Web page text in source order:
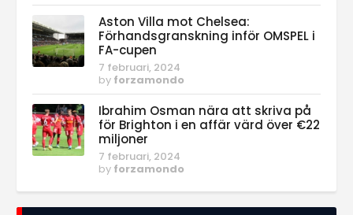
Aston Villa mot Chelsea:
Förhandsgranskning inför OMSPEL i
FA-cupen
7 februari, 2024
by forzamondo
Ibrahim Osman nära att skriva på
för Brighton i en affär värd över €22
miljoner
7 februari, 2024
by forzamondo